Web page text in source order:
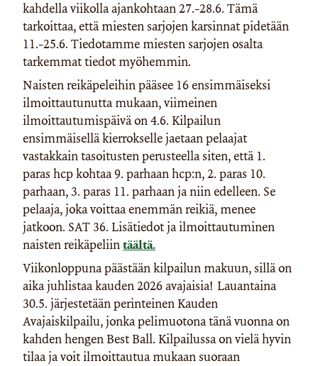
kahdella viikolla ajankohtaan 27.-28.6. Tämä
tarkoittaa, että miesten sarjojen karsinnat pidetään
11.-25.6. Tiedotamme miesten sarjojen osalta
tarkemmat tiedot myöhemmin.
Naisten reikäpeleihin pääsee 16 ensimmäiseksi
ilmoittautunutta mukaan, viimeinen
ilmoittautumispäivä on 4.6. Kilpailun
ensimmäisellä kierrokselle jaetaan pelaajat
vastakkain tasoitusten perusteella siten, että 1.
paras hcp kohtaa 9. parhaan hcp:n, 2. paras 10.
parhaan, 3. paras 11. parhaan ja niin edelleen. Se
pelaaja, joka voittaa enemmän reikiä, menee
jatkoon. SAT 36. Lisätiedot ja ilmoittautuminen
naisten reikäpeliintäältä.
Viikonloppuna päästään kilpailun makuun, sillä on
aika juhlistaa kauden 2026 avajaisia! Lauantaina
30.5. järjestetään perinteinen Kauden
Avajaiskilpailu, jonka pelimuotona tänä vuonna on
kahden hengen Best Ball. Kilpailussa on vielä hyvin
tilaa ja voit ilmoittautua mukaan suoraan